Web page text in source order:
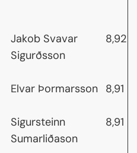
Jakob Svavar
Sigurðsson
8,92
Elvar Þormarsson 8,91
Sigursteinn
Sumarliðason
8,91